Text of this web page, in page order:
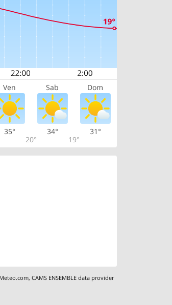
Ven Sab Dom
35°
20°
34°
19°
31°
,CAMS ENSEMBLE data provider